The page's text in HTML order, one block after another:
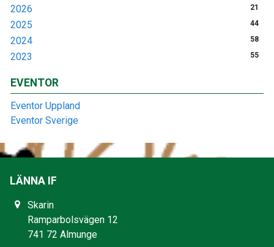
2026 21
2025 44
2024 58
2023 55
EVENTOR
Eventor Uppland
Eventor Sverige
LÄNNA IF
Skarin
Ramparbolsvägen 12
741 72 Almunge